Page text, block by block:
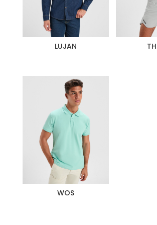
LUJAN
WOS